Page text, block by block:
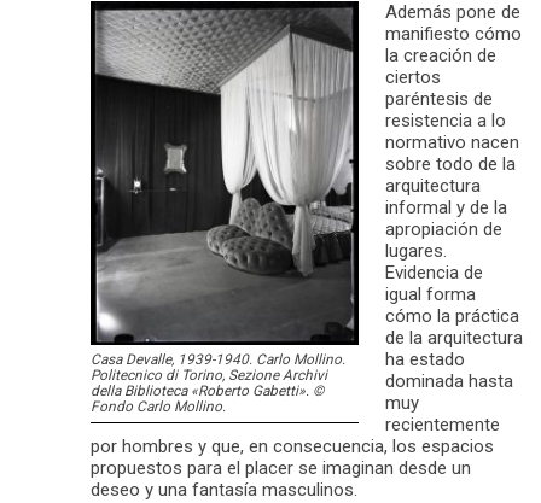
Casa Devalle, 1939-1940. Carlo Mollino.
Politecnico di Torino, Sezione Archivi
della Biblioteca «Roberto Gabetti». ©
Fondo Carlo Mollino.
Además pone de
manifiesto cómo
la creación de
ciertos
paréntesis de
resistencia a lo
normativo nacen
sobre todo de la
arquitectura
informal y de la
apropiación de
lugares.
Evidencia de
igual forma
cómo la práctica
de la arquitectura
ha estado
dominada hasta
muy
recientemente
por hombres y que, en consecuencia, los espacios
propuestos para el placer se imaginan desde un
deseo y una fantasía masculinos.